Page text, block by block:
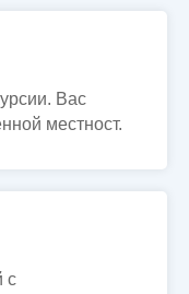
Вас
местност.
с